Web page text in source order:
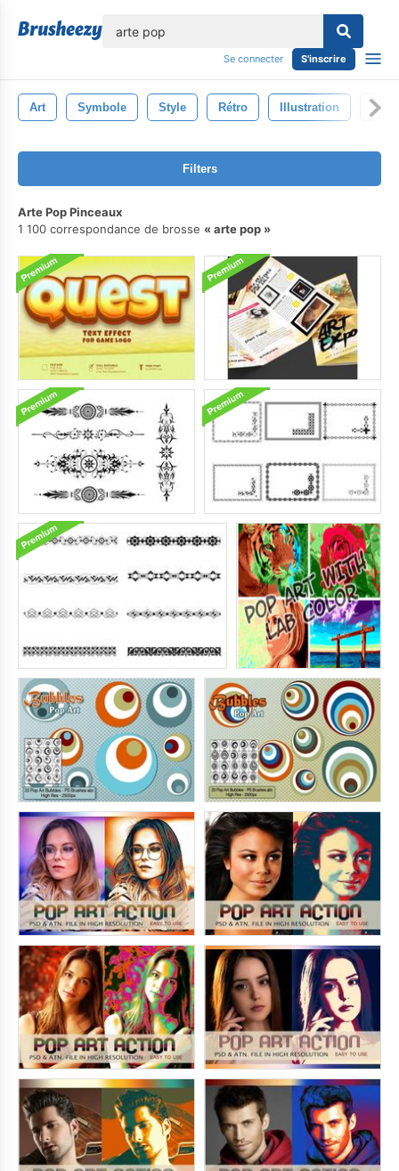
Se connecter S'inscrire
Art Symbole Style Rétro Illustration
Filters
Arte Pop Pinceaux
1 100 correspondance de brosse
arte pop